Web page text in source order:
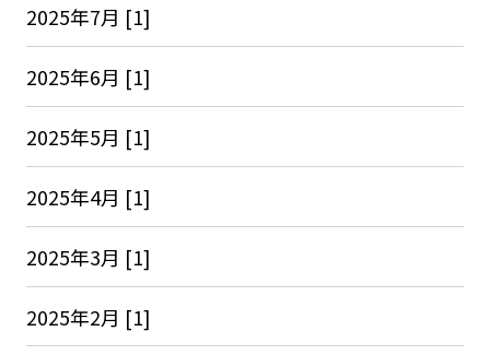
2025年7月 [1]
2025年6月 [1]
2025年5月 [1]
2025年4月 [1]
2025年3月 [1]
2025年2月 [1]